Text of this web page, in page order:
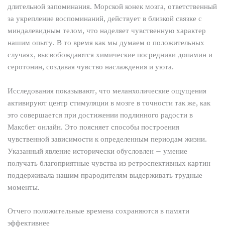
длительной запоминания. Морской конек мозга, ответственный
за укрепление воспоминаний, действует в близкой связке с
миндалевидным телом, что наделяет чувственную характер
нашим опыту. В то время как мы думаем о положительных
случаях, высвобождаются химические посредники допамин и
серотонин, создавая чувство наслаждения и уюта.
Исследования показывают, что меланхолические ощущения
активируют центр стимуляции в мозге в точности так же, как
это совершается при достижении подлинного радости в
Максбет онлайн. Это поясняет способы построения
чувственной зависимости к определенным периодам жизни.
Указанный явление исторически обусловлен – умение
получать благоприятные чувства из ретроспективных картин
поддерживала нашим прародителям выдерживать трудные
моменты.
Отчего положительные времена сохраняются в памяти
эффективнее